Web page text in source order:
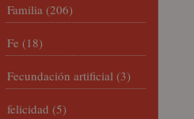
Familia (206)
Fe (18)
Fecundación artificial (3)
felicidad (5)